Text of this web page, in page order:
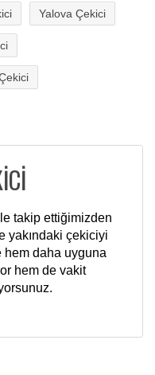
Yalova Çekici
takip ettiğimizden
yakındaki çekiciyi
daha uyguna
hem de vakit